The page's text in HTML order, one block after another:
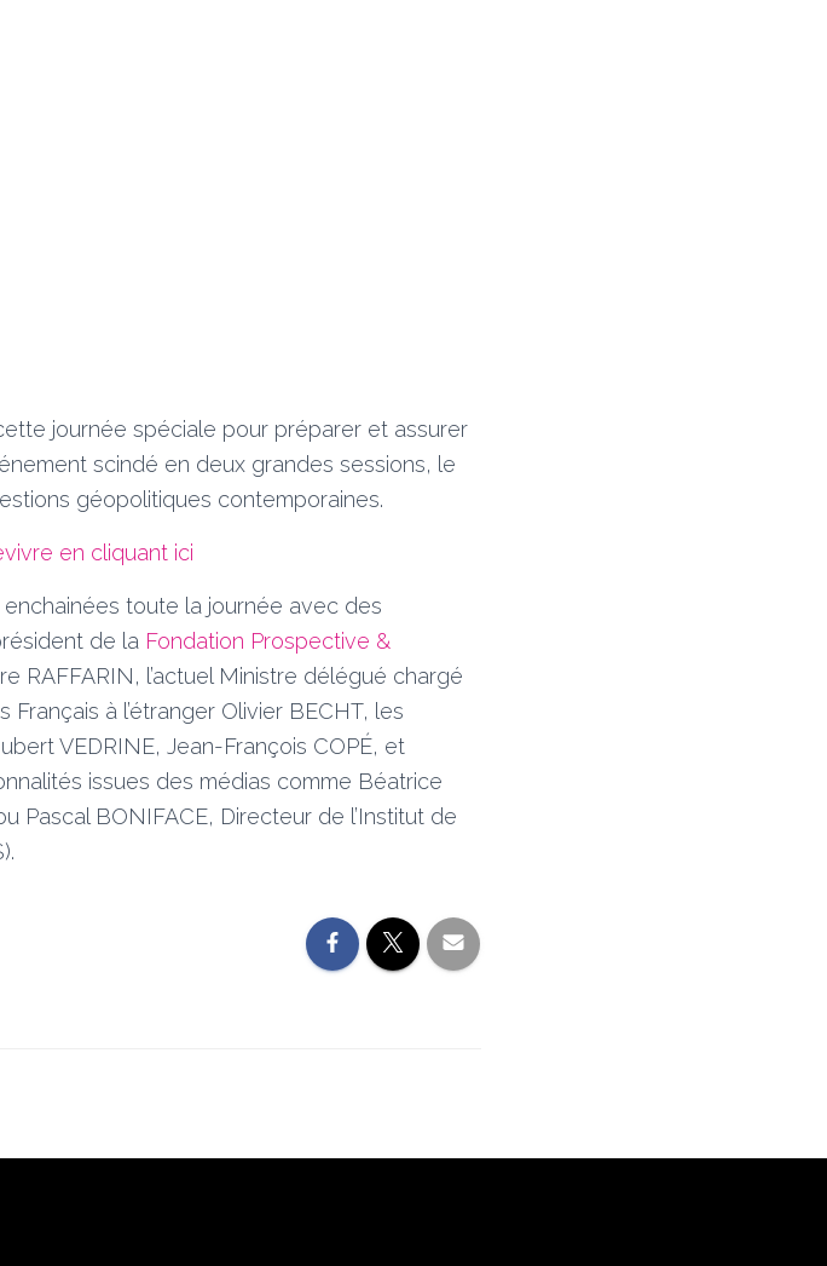
journée spéciale pour préparer et assurer
scindé en deux grandes sessions, le
géopolitiques contemporaines.
en cliquant ici
toute la journée avec des
de la Fondation Prospective &
RAFFARIN, l’actuel Ministre délégué chargé
à l’étranger Olivier BECHT, les
VEDRINE, Jean-François COPÉ, et
issues des médias comme Béatrice
Pascal BONIFACE, Directeur de l’Institut de